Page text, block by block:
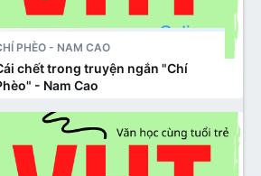
PHÈO - NAM CAO
chết trong truyện ngắn "Chí
- Nam Cao